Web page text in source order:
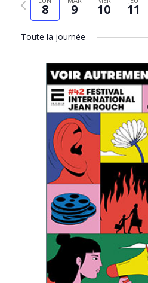
date
8 9 10 11
précédente
Toute la journée